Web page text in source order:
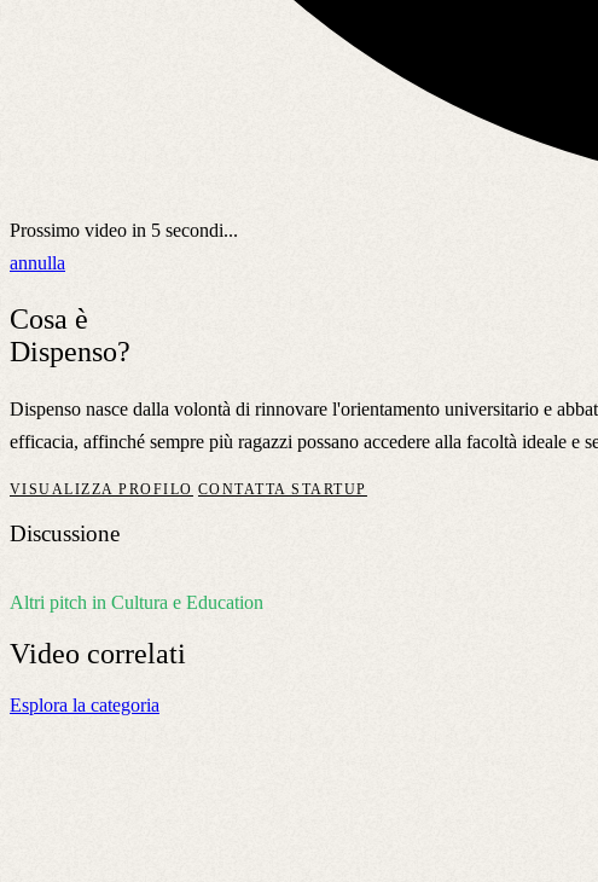
Prossimo video in 5 secondi...
annulla
Cosa è
Dispenso?
Dispenso nasce dalla volontà di rinnovare l'orientamento universitario e
efficacia, affinché sempre più ragazzi possano accedere alla facoltà ideale e
VISUALIZZA PROFILO CONTATTA STARTUP
Discussione
Altri pitch in Cultura e Education
Video correlati
Esplora la categoria